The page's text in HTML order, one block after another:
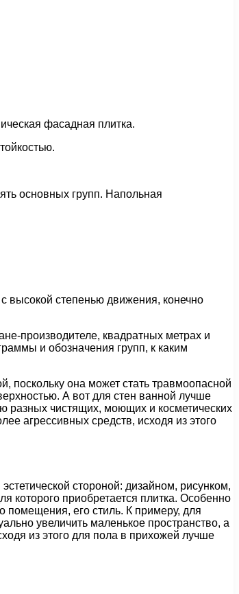
фасадная плитка.
основных групп. Напольная
высокой степенью движения, конечно
производителе, квадратных метрах и
и обозначения групп, к каким
поскольку она может стать травмоопасной
А вот для стен ванной лучше
разных чистящих, моющих и косметических
агрессивных средств, исходя из этого
стороной: дизайном, рисунком,
которого приобретается плитка. Особенно
помещения, его стиль. К примеру, для
увеличить маленькое пространство, а
из этого для пола в прихожей лучше